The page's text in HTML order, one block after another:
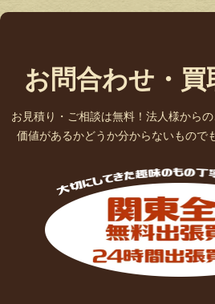
お問合わせ・買
お見積り・ご相談は無料！法人様からの
価値があるかどうか分からないもので